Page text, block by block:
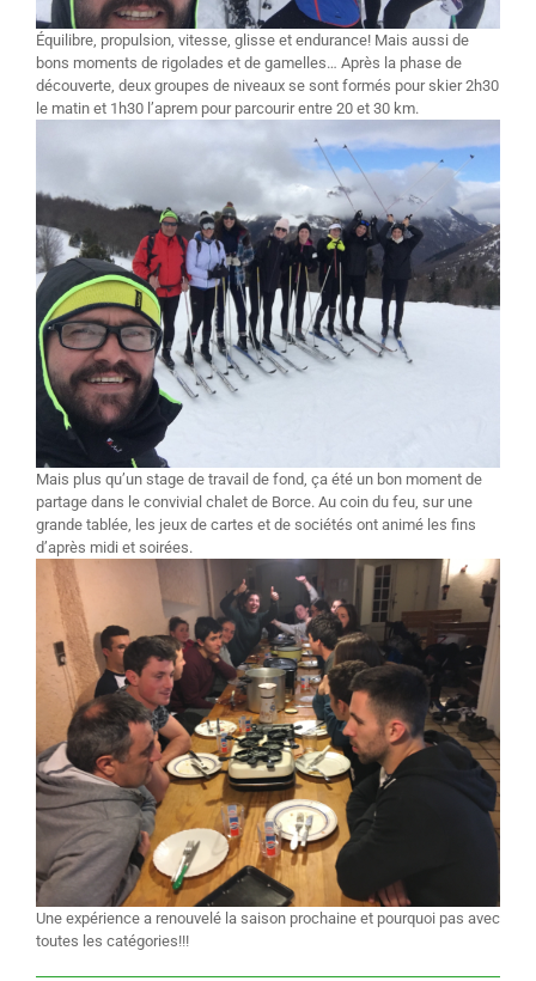
Équilibre, propulsion, vitesse, glisse et endurance! Mais aussi de
bons moments de rigolades et de gamelles… Après la phase de
découverte, deux groupes de niveaux se sont formés pour skier 2h30
le matin et 1h30 l’aprem pour parcourir entre 20 et 30 km.
Mais plus qu’un stage de travail de fond, ça été un bon moment de
partage dans le convivial chalet de Borce. Au coin du feu, sur une
grande tablée, les jeux de cartes et de sociétés ont animé les fins
d’après midi et soirées.
Une expérience a renouvelé la saison prochaine et pourquoi pas avec
toutes les catégories!!!